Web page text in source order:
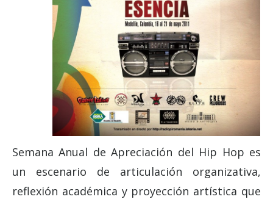
Semana Anual de Apreciación del Hip Hop es
un escenario de articulación organizativa,
reflexión académica y proyección artística que